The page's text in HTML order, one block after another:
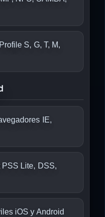
S, G, T, M,
IE,
Lite, DSS,
iOS y Android